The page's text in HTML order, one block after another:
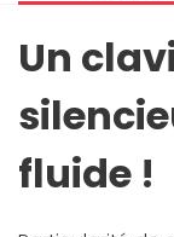
Un
fluide !